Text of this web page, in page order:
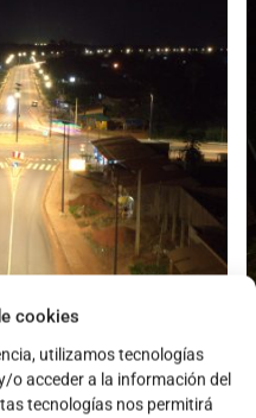
cookies
utilizamos tecnologías
o acceder a la información del
tecnologías nos permitirá